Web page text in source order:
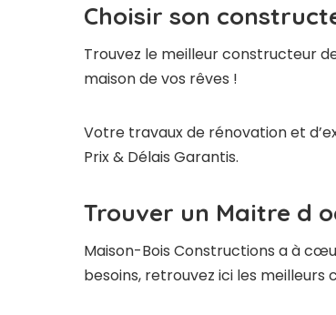
Choisir son
Trouvez le meilleur constructeur
maison de vos rêves !
Votre travaux de rénovation et
Prix & Délais Garantis.
Trouver un Maitre d
Maison-Bois Constructions a à
besoins, retrouvez ici les